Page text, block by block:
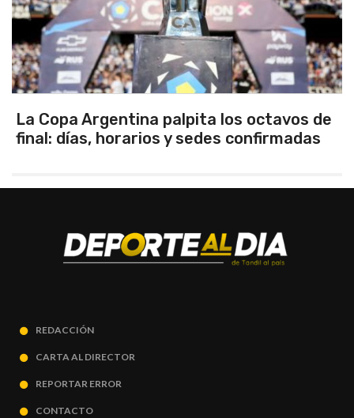
Los seleccionados Sub 15 y Sub 13 de
Tandil ganaron en el debut
REDACCIÓN
CARTA AL DIRECTOR
REPORTAR ERROR
CONTACTO